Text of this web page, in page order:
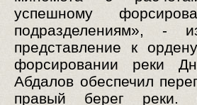
успешному
подразделениям», -
представление к
форсировании реки
Абдалов обеспечил
правый берег реки.